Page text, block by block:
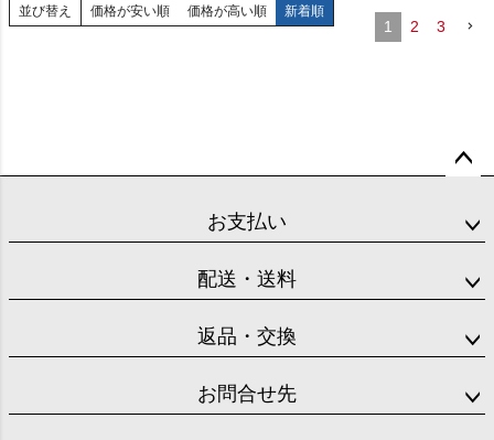
並び替え 価格が安い順 価格が高い順 新着順
1 2 3
ップ
お支払い
配送・送料
返品・交換
お問合せ先